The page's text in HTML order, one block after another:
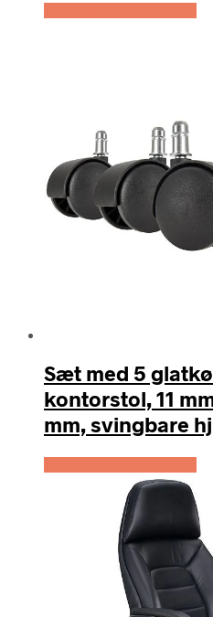
Sæt med 5
kontorstol, 11
mm, svingbare